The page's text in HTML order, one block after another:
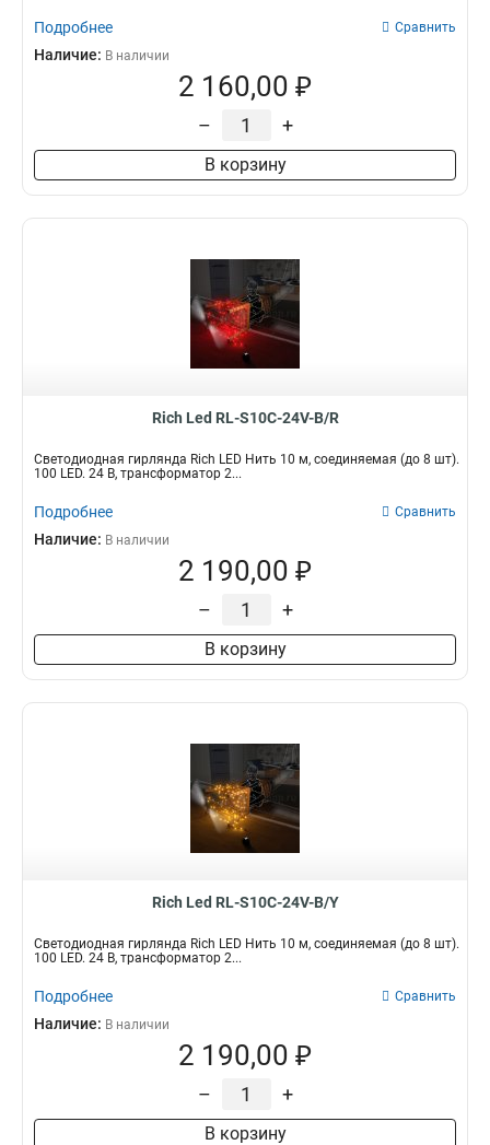
Подробнее Сравнить
Наличие: В наличии
2 160,00 ₽
– +
В корзину
Rich Led RL-S10C-24V-B/R
Светодиодная гирлянда Rich LED Нить 10 м, соединяемая (до 8 шт).
100 LED. 24 B, трансформатор 2...
Подробнее Сравнить
Наличие: В наличии
2 190,00 ₽
– +
В корзину
Rich Led RL-S10C-24V-B/Y
Светодиодная гирлянда Rich LED Нить 10 м, соединяемая (до 8 шт).
100 LED. 24 B, трансформатор 2...
Подробнее Сравнить
Наличие: В наличии
2 190,00 ₽
– +
В корзину